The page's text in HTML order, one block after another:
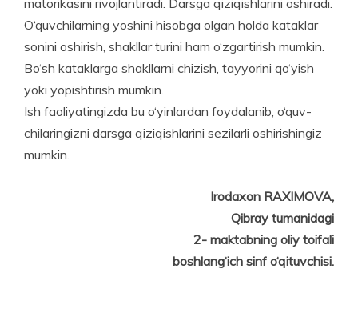
matorika­sini rivojlantiradi. Darsga qiziqishlarini oshiradi.
O‘quv­chilarning yoshini hisobga olgan holda kataklar
sonini oshirish, shakllar turini ham o‘zgartirish mumkin.
Bo‘sh kataklarga shakllarni chizish, tayyorini qo‘yish
yoki yopishtirish mumkin.
Ish faoliyatingizda bu o‘yinlardan foydalanib, o‘quv­
chilaringizni darsga qiziqishlarini sezilarli oshirishingiz
mumkin.
Irodaxon RAXIMOVA,
Qibray tumanidagi
2- maktabning oliy toifali
boshlang‘ich sinf o‘qituvchisi.